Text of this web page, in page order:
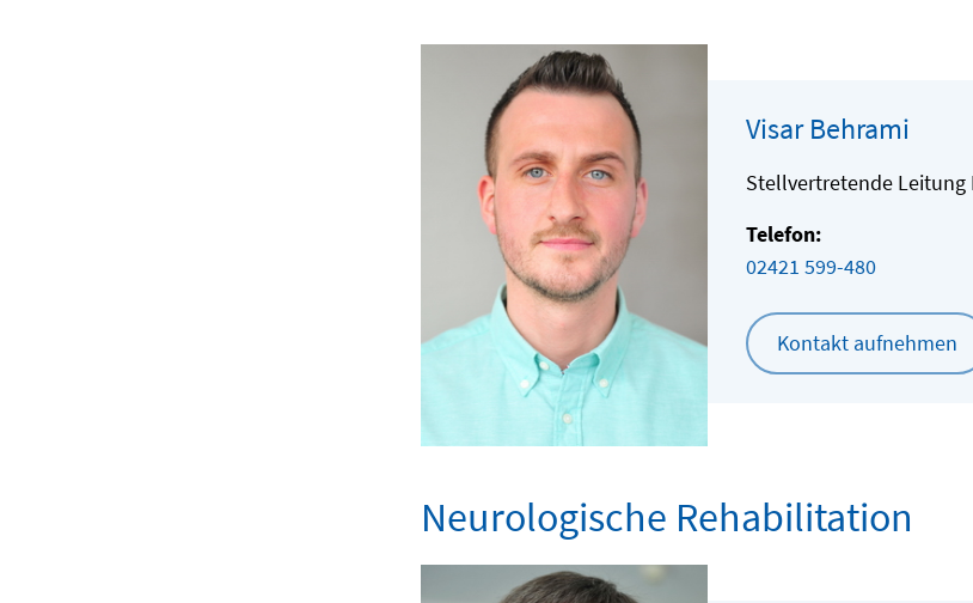
Visar Behrami
Stellvertretende Leitung
Telefon:
02421 599-480
Kontakt aufnehmen
Neurologische Rehabilitation